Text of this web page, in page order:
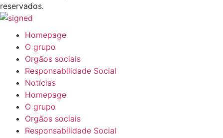
reservados.
Homepage
O grupo
Orgãos sociais
Responsabilidade Social
Notícias
Homepage
O grupo
Orgãos sociais
Responsabilidade Social